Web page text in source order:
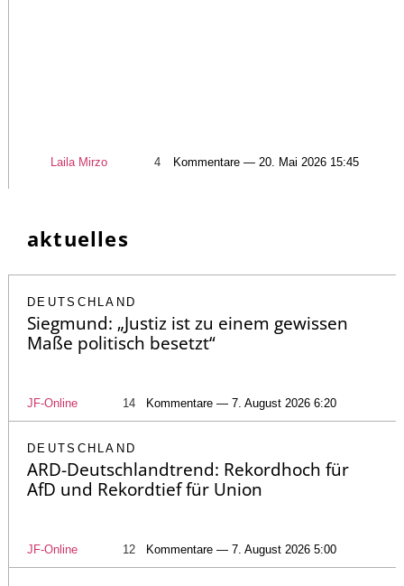
Laila Mirzo 4 Kommentare — 20. Mai 2026 15:45
aktuelles
DEUTSCHLAND
Siegmund: „Justiz ist zu einem gewissen
Maße politisch besetzt“
JF-Online 14 Kommentare — 7. August 2026 6:20
DEUTSCHLAND
ARD-Deutschlandtrend: Rekordhoch für
AfD und Rekordtief für Union
JF-Online 12 Kommentare — 7. August 2026 5:00